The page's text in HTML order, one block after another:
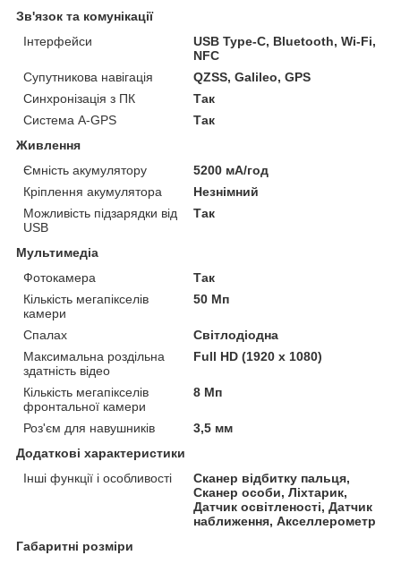
Зв'язок та комунікації
Інтерфейси
USB Type-C, Bluetooth, Wi-Fi,
NFC
Супутникова навігація
QZSS, Galileo, GPS
Синхронізація з ПК
Так
Система A-GPS
Так
Живлення
Ємність акумулятору
5200 мА/год
Кріплення акумулятора
Незнімний
Можливість підзарядки від
USB
Так
Мультимедіа
Фотокамера
Так
Кількість мегапікселів
камери
50 Мп
Спалах
Світлодіодна
Максимальна роздільна
здатність відео
Full HD (1920 x 1080)
Кількість мегапікселів
фронтальної камери
8 Мп
Роз'єм для навушників
3,5 мм
Додаткові характеристики
Інші функції і особливості
Сканер відбитку пальця,
Сканер особи, Ліхтарик,
Датчик освітленості, Датчик
наближення, Акселлерометр
Габаритні розміри